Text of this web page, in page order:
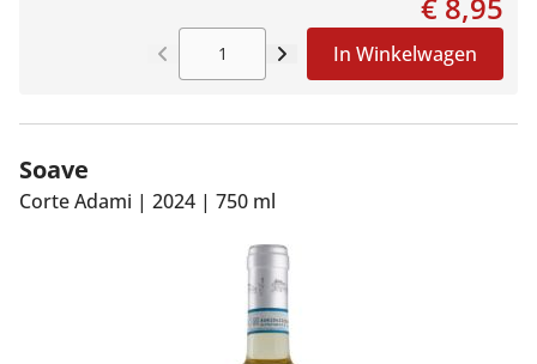
malolactische gisting, volgt een rustperiode in
verglaasde cementkuipen. Diepgekleurd, aromatisch
van geur, fruitig en gestructureerd van smaak zijn de
In Winkelwagen
Soave
Corte Adami | 2024 | 750 ml